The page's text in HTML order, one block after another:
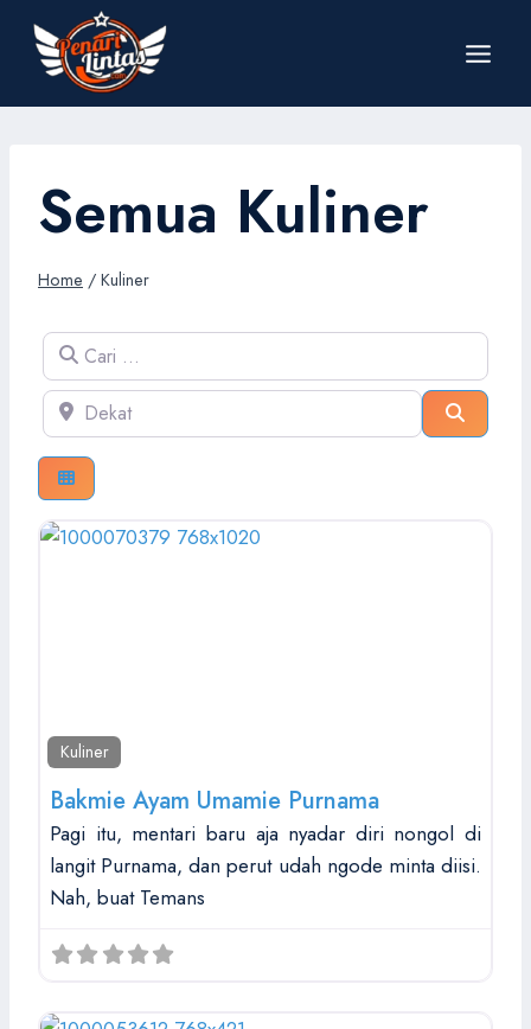
content
Semua Kuliner
Home / Kuliner
Cari …
Dekat Cari
Kuliner
Bakmie Ayam Umamie Purnama
Pagi itu, mentari baru aja nyadar diri nongol di
langit Purnama, dan perut udah ngode minta diisi.
Nah, buat Temans